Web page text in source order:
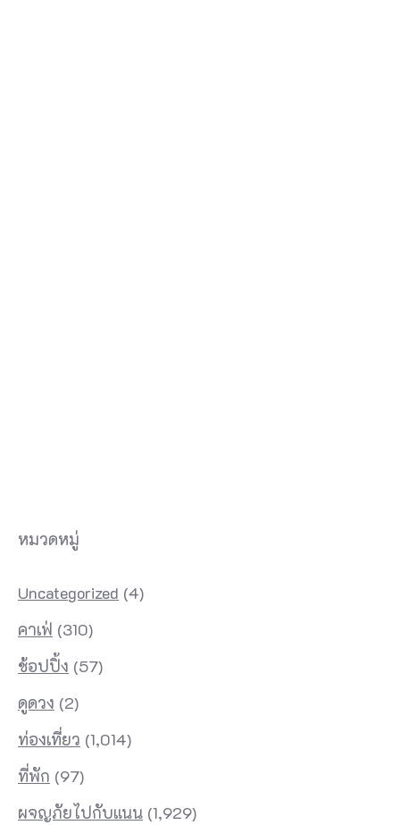
หมวดหมู่
Uncategorized (4)
คาเฟ่ (310)
ช้อปปิ้ง (57)
ดูดวง (2)
ท่องเที่ยว (1,014)
ที่พัก (97)
ผจญภัยไปกับแนน (1,929)